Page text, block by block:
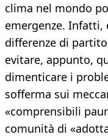
clima nel mondo
emergenze. Infatti,
differenze di
evitare, appunto,
dimenticare i
sofferma sui
«comprensibili
comunità di